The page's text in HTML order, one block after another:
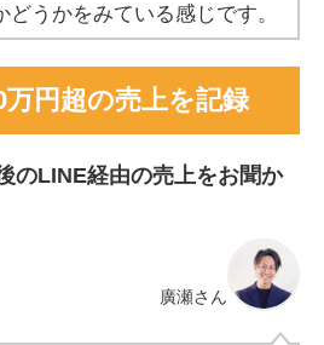
どうかをみている感じです。
円超の売上を記録
のLINE経由の売上をお聞か
廣瀬さん